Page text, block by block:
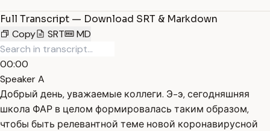
Full Transcript — Download SRT & Markdown
Copy
SRT MD
00:00
Speaker A
Добрый день, уважаемые коллеги. Э-э, сегодняшняя
школа ФАР в целом формировалась таким образом,
чтобы быть релевантной теме новой коронавирусной